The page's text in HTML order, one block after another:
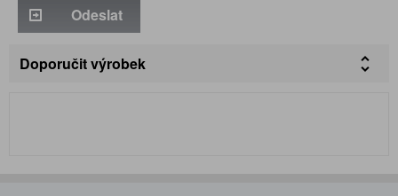
Odeslat
Doporučit výrobek